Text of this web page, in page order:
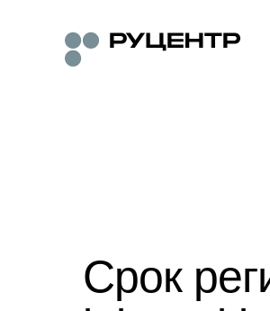
Срок